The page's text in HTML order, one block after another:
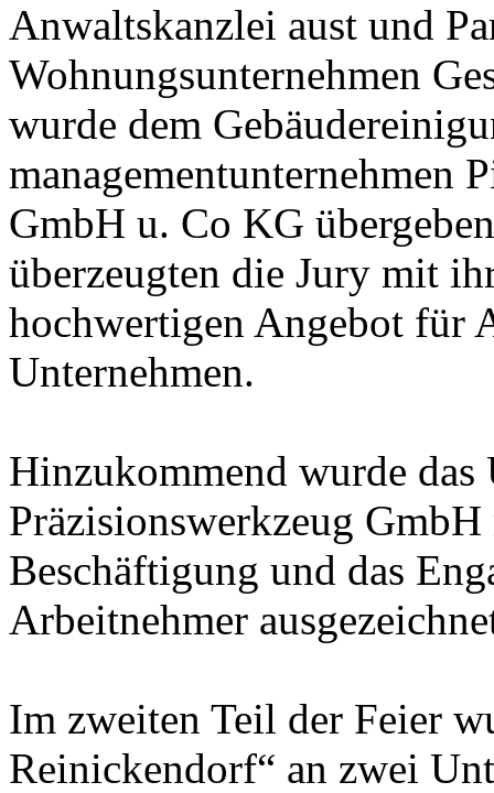
Anwaltskanzlei aust und
Wohnungsunternehmen
wurde dem
managementunternehmen
GmbH u. Co KG
überzeugten die Jury mit
hochwertigen Angebot für
Unternehmen.
Hinzukommend wurde
Präzisionswerkzeug
Beschäftigung und das
Arbeitnehmer
Im zweiten Teil der Feier
Reinickendorf“ an zwei